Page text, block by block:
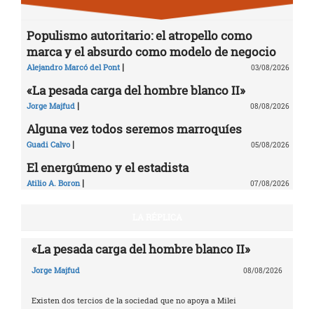
Populismo autoritario: el atropello como
marca y el absurdo como modelo de negocio
Alejandro Marcó del Pont | 03/08/2026
«La pesada carga del hombre blanco II»
Jorge Majfud | 08/08/2026
Alguna vez todos seremos marroquíes
Guadi Calvo | 05/08/2026
El energúmeno y el estadista
Atilio A. Boron | 07/08/2026
«La pesada carga del hombre blanco II»
Jorge Majfud 08/08/2026
Existen dos tercios de la sociedad que no apoya a Milei